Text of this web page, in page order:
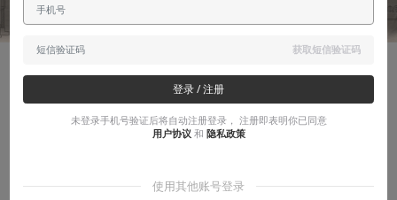
玩出花儿来
短暂的居所：我的纸上旅馆（上）
蟹同学 2022-05-30
获取短信验证码
登录 / 注册
未登录手机号验证后将自动注册登录， 注册即表明你已同意
用户协议 和 隐私政策
使用其他账号登录